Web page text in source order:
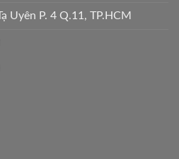
Uyên P. 4 Q.11, TP.HCM